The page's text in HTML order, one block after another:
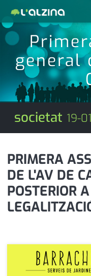
general
societat 19-
PRIMERA
DE L'AV DE
POSTERIOR